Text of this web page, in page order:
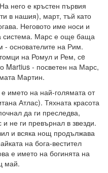
него е кръстен първия
в нашия), март, тъй като
Неговото име носи и
система. Марс е още баща
- основателите на Рим.
на Ромул и Рем, сe
Martius - посветен на Марс,
Мартин.
името на най-голямата от
Атлас). Тяхната красота
да ги преследва,
не ги превърнал в звезди.
и всяка нощ продължава
на бога-вестител
е името на богинята на
май.